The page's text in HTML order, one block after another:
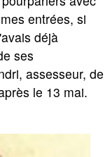
entrées, si
déjà
ses
assesseur, de
le 13 mai.